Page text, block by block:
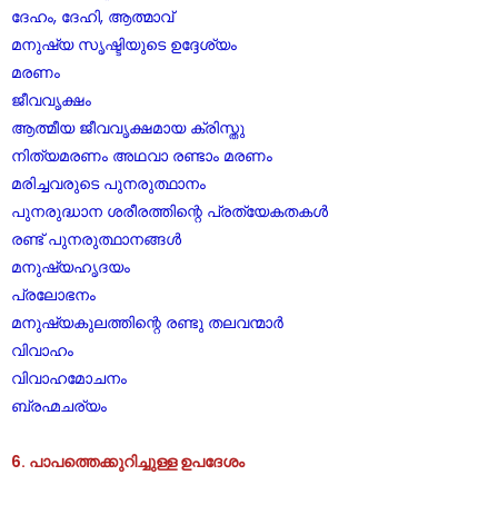
ദേഹം, ദേഹി, ആത്മാവ്
മനുഷ്യ സൃഷ്ടിയുടെ ഉദ്ദേശ്യം
മരണം
ജീവവൃക്ഷം
ആത്മീയ ജീവവൃക്ഷമായ ക്രിസ്തു
നിത്യമരണം അഥവാ രണ്ടാം മരണം
മരിച്ചവരുടെ പുനരുത്ഥാനം
പുനരുദ്ധാന ശരീരത്തിന്റെ പ്രത്യേകതകൾ
രണ്ട് പുനരുത്ഥാനങ്ങൾ
മനുഷ്യഹൃദയം
പ്രലോഭനം
മനുഷ്യകുലത്തിന്റെ രണ്ടു തലവന്മാർ
വിവാഹം
വിവാഹമോചനം
ബ്രഹ്മചര്യം
6. പാപത്തെക്കുറിച്ചുള്ള ഉപദേശം